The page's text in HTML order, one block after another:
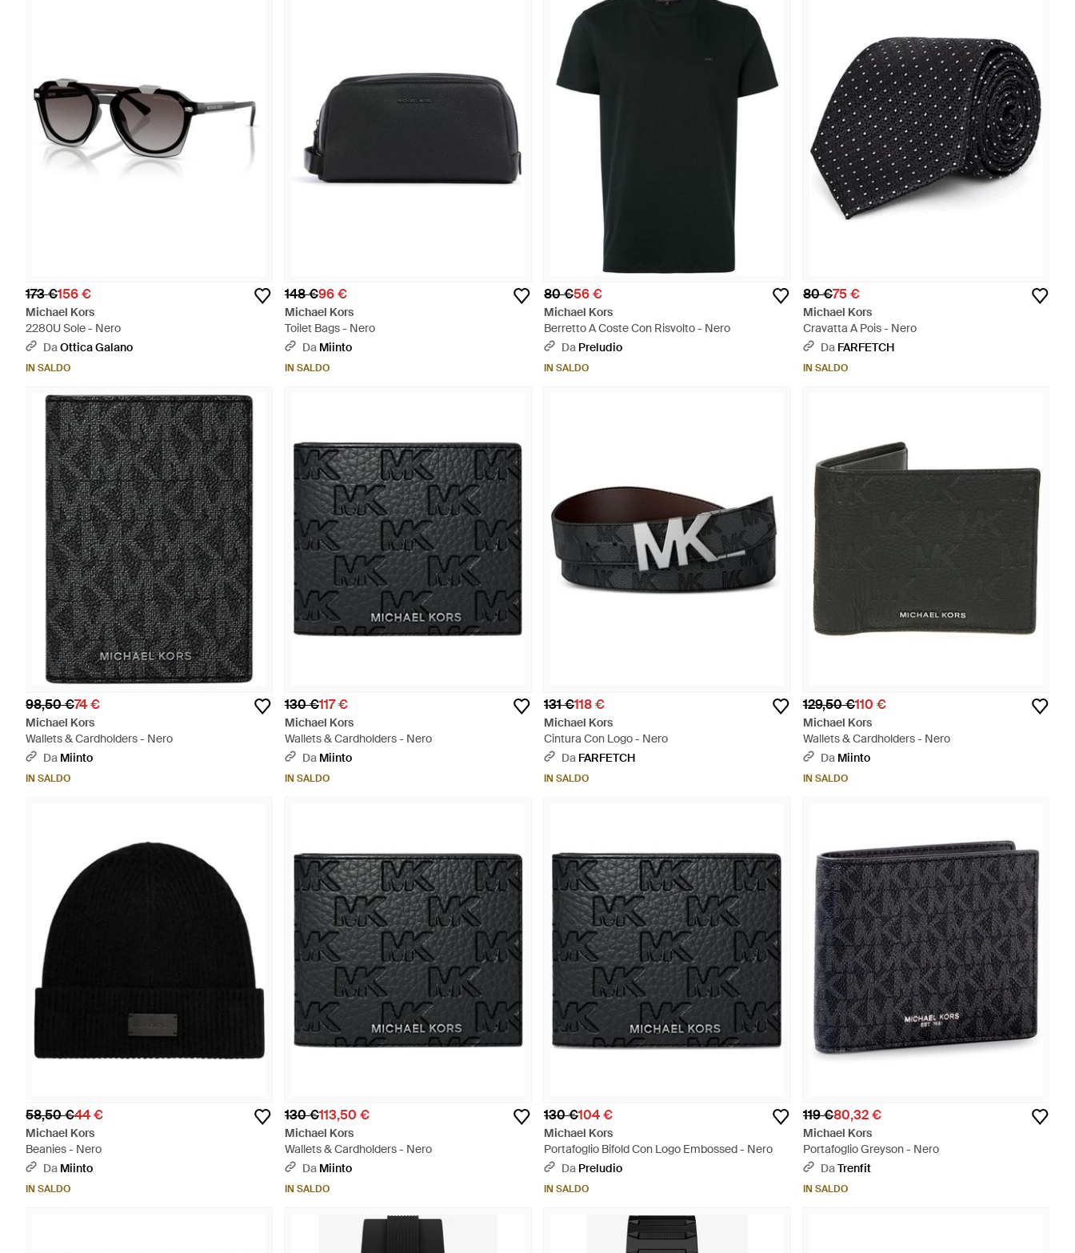
173 €156 €
Michael Kors
2280U Sole - Nero
DaOttica Galano
IN SALDO
148 €96 €
Michael Kors
Toilet Bags - Nero
Da Miinto
IN SALDO
80 €56 €
Michael Kors
Berretto A Coste Con Risvolto - Nero
Da Preludio
IN SALDO
80 €75 €
Michael Kors
Cravatta A Pois - Nero
Da FARFETCH
IN SALDO
98,50 €74 €
Michael Kors
Wallets & Cardholders - Nero
Da Miinto
IN SALDO
130 €117 €
Michael Kors
Wallets & Cardholders - Nero
Da Miinto
IN SALDO
131 €118 €
Michael Kors
Cintura Con Logo - Nero
Da FARFETCH
IN SALDO
129,50 €110 €
Michael Kors
Wallets & Cardholders - Nero
Da Miinto
IN SALDO
58,50 €44 €
Michael Kors
Beanies - Nero
Da Miinto
IN SALDO
130 €113,50 €
Michael Kors
Wallets & Cardholders - Nero
Da Miinto
IN SALDO
130 €104 €
Michael Kors
Portafoglio Bifold Con Logo Embossed - Nero
Da Preludio
IN SALDO
119 €80,32 €
Michael Kors
Portafoglio Greyson - Nero
DaTrenfit
IN SALDO